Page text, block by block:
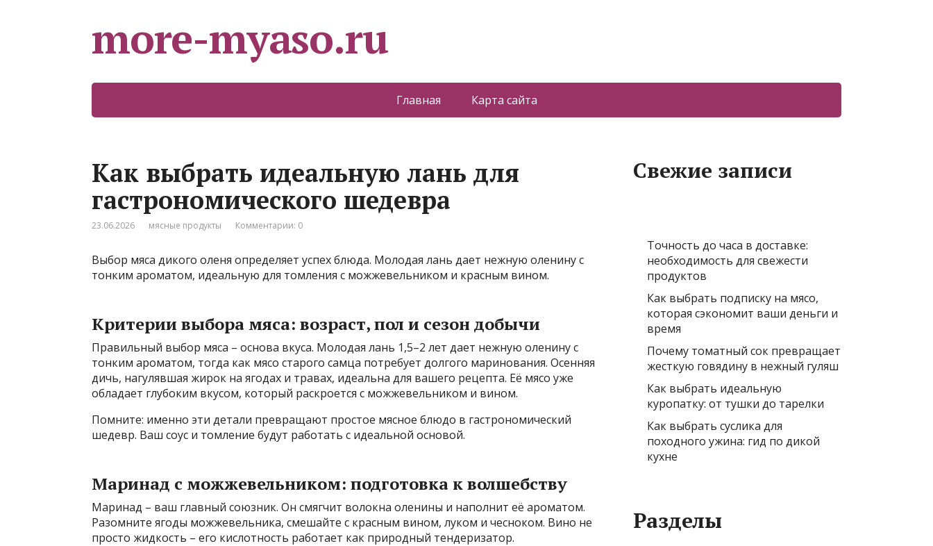
more-myaso.ru
Главная Карта сайта
Как выбрать идеальную лань для
гастрономического шедевра
23.06.2026 мясные продукты Комментарии: 0
Выбор мяса дикого оленя определяет успех блюда. Молодая лань дает нежную оленину с
тонким ароматом, идеальную для томления с можжевельником и красным вином.
Критерии выбора мяса: возраст, пол и сезон добычи
Правильный выбор мяса – основа вкуса. Молодая лань 1,5–2 лет дает нежную оленину с
тонким ароматом, тогда как мясо старого самца потребует долгого маринования. Осенняя
дичь, нагулявшая жирок на ягодах и травах, идеальна для вашего рецепта. Её мясо уже
обладает глубоким вкусом, который раскроется с можжевельником и вином.
Помните: именно эти детали превращают простое мясное блюдо в гастрономический
шедевр. Ваш соус и томление будут работать с идеальной основой.
Маринад с можжевельником: подготовка к волшебству
Маринад – ваш главный союзник. Он смягчит волокна оленины и наполнит её ароматом.
Разомните ягоды можжевельника, смешайте с красным вином, луком и чесноком. Вино не
просто жидкость – его кислотность работает как природный тендеризатор.
Свежие записи
Точность до часа в доставке:
необходимость для свежести
продуктов
Как выбрать подписку на мясо,
которая сэкономит ваши деньги и
время
Почему томатный сок превращает
жесткую говядину в нежный гуляш
Как выбрать идеальную
куропатку: от тушки до тарелки
Как выбрать суслика для
походного ужина: гид по дикой
кухне
Разделы